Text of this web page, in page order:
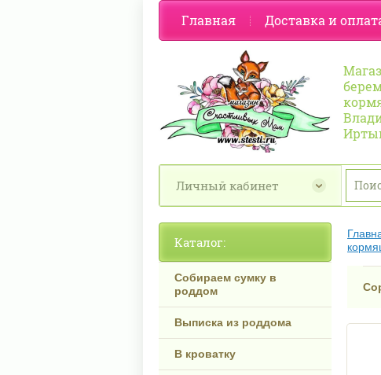
Главная Доставка и
Личный кабинет
Каталог:
Собираем сумку в
роддом
Выписка из роддома
В кроватку